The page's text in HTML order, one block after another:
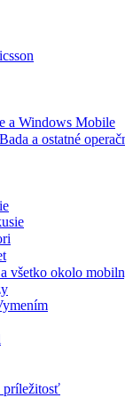
a Windows Mobile
a ostatné
všetko okolo